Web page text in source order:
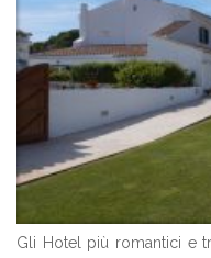
Gli Hotel più romantici e